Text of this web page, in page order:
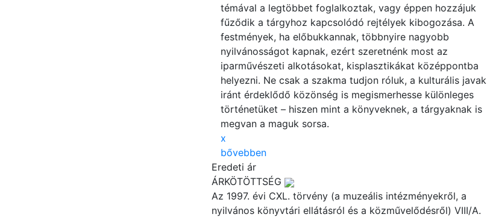
témával a legtöbbet foglalkoztak, vagy éppen hozzájuk
fűződik a tárgyhoz kapcsolódó rejtélyek kibogozása. A
festmények, ha előbukkannak, többnyire nagyobb
nyilvánosságot kapnak, ezért szeretnénk most az
iparművészeti alkotásokat, kisplasztikákat középpontba
helyezni. Ne csak a szakma tudjon róluk, a kulturális javak
iránt érdeklődő közönség is megismerhesse különleges
történetüket – hiszen mint a könyveknek, a tárgyaknak is
megvan a maguk sorsa.
x
bővebben
Eredeti ár
ÁRKÖTÖTTSÉG
Az 1997. évi CXL. törvény (a muzeális intézményekről, a
nyilvános könyvtári ellátásról és a közművelődésről) VIII/A.